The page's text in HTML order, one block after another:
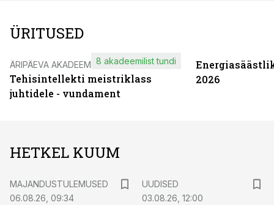
ÜRITUSED
ÄRIPÄEVA AKADEEMIA
Tehisintellekti meistriklass
juhtidele - vundament
8 akadeemilist tundi
2026
HETKEL KUUM
MAJANDUSTULEMUSED
06.08.26, 09:34
UUDISED
03.08.26, 12:00